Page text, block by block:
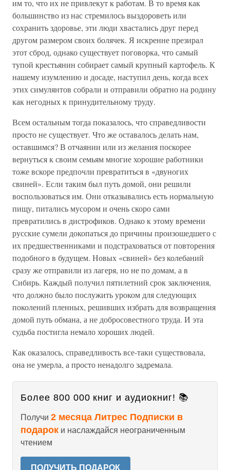
им то, что их не привлекут к работам. В то время как
большинство из нас стремилось выздороветь или
сохранить здоровье, эти люди хвастались друг перед
другом размером своих болячек. Я искренне презирал
этот сброд, однако существует поговорка, что самый
тупой крестьянин собирает самый крупный картофель. К
нашему изумлению и досаде, наступил день, когда всех
этих симулянтов собрали и отправили обратно на родину
как негодных к принудительному труду.
Всем остальным тогда показалось, что справедливости
просто не существует. Что же оставалось делать нам,
оставшимся? В отчаянии или из желания поскорее
вернуться к своим семьям многие хорошие работники
тоже вскоре предпочли превратиться в «двуногих
свиней». Если таким был путь домой, они решили
воспользоваться им. Они отказывались есть нормальную
пищу, питались мусором и очень скоро сами
превратились в дистрофиков. Однако к этому времени
русские сумели докопаться до причины произошедшего с
их предшественниками и подстраховаться от повторения
подобного в будущем. Новых «свиней» без колебаний
сразу же отправили из лагеря, но не по домам, а в
Сибирь. Каждый получил пятилетний срок заключения,
что должно было послужить уроком для следующих
поколений пленных, решивших избрать для возвращения
домой путь обмана, а не добросовестного труда. И эта
судьба постигла немало хороших людей.
Как оказалось, справедливость все-таки существовала,
она не умерла, а просто ненадолго задремала.
Более 800 000 книг и аудиокниг! 📚
Получи 2 месяца Литрес Подписки в
подарок и наслаждайся неограниченным
чтением
ПОЛУЧИТЬ ПОДАРОК